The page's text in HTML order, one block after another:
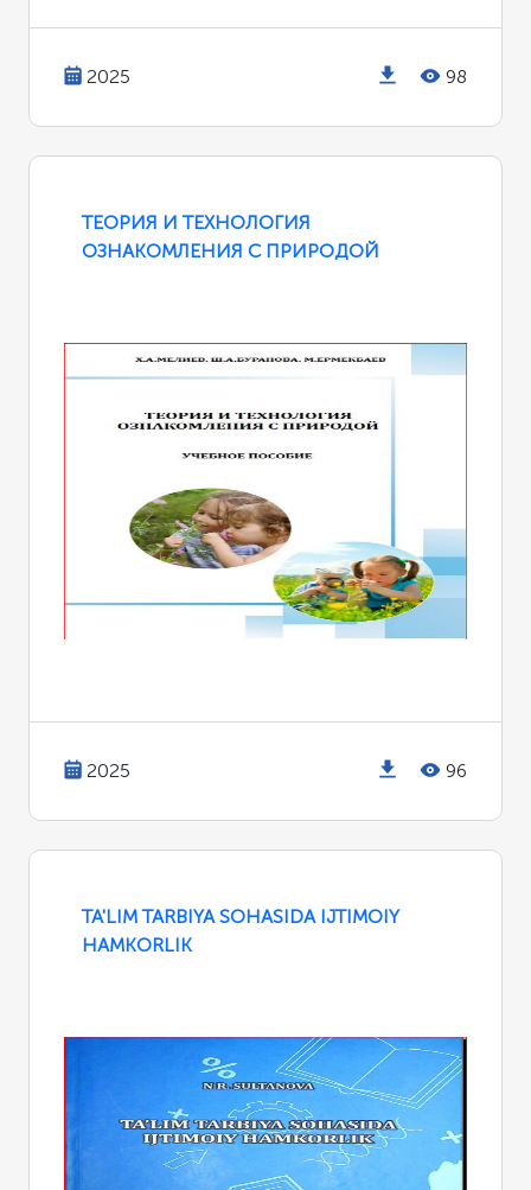
2025 98
ТЕОРИЯ И ТЕХНОЛОГИЯ
ОЗНАКОМЛЕНИЯ С ПРИРОДОЙ
2025 96
TA'LIM TARBIYA SOHASIDA IJTIMOIY
HAMKORLIK